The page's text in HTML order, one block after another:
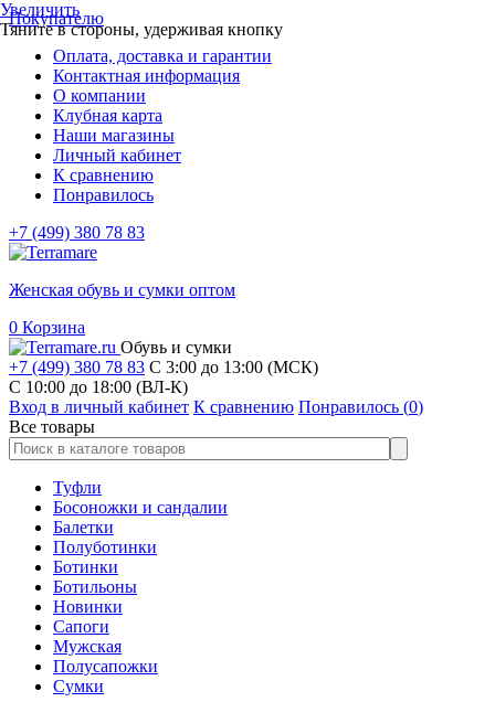
Покупателю
Оплата, доставка и гарантии
Контактная информация
О компании
Клубная карта
Наши магазины
Личный кабинет
К сравнению
Понравилось
+7 (499) 380 78 83
Женская обувь и сумки оптом
0 Корзина
Обувь и сумки
+7 (499) 380 78 83 С 3:00 до 13:00 (МСК)
C 10:00 до 18:00 (ВЛ-К)
Вход в личный кабинет К сравнению Понравилось (0)
Все товары
Туфли
Босоножки и сандалии
Балетки
Полуботинки
Ботинки
Ботильоны
Новинки
Сапоги
Мужская
Полусапожки
Сумки
Увеличить
Тяните в стороны, удерживая кнопку